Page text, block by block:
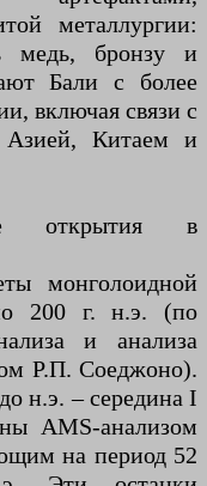
металлургии:
медь, бронзу и
Бали с более
включая связи с
Азией, Китаем и
открытия в
монголоидной
200 г. н.э. (по
и анализа
Р.П. Соеджоно).
н.э. – середина I
AMS-анализом
на период 52